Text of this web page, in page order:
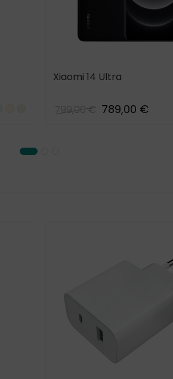
Green_15
Xiaomi 14 Ultra
799,00 € 789,00 €